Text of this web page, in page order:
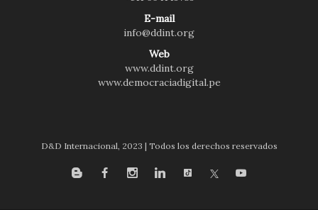
E-mail
info@ddint.org
Web
www.ddint.org
www.democraciadigital.pe
D&D Internacional, 2023 | Todos los derechos reservados